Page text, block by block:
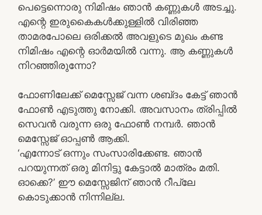
പെട്ടെന്നൊരു നിമിഷം ഞാൻ കണ്ണുകൾ അടച്ചു.
എന്റെ ഇരുകൈകൾക്കുള്ളിൽ വിരിഞ്ഞ
താമരപോലെ ഒരിക്കൽ അവളുടെ മുഖം കണ്ട
നിമിഷം എന്റെ ഓർമയിൽ വന്നു. ആ കണ്ണുകൾ
നിറഞ്ഞിരുന്നോ?
ഫോണിലേക്ക് മെസ്സേജ് വന്ന ശബ്‌ദം കേട്ട് ഞാൻ
ഫോൺ എടുത്തു നോക്കി. അവസാനം ത്രിപ്പിൽ
സെവൻ വരുന്ന ഒരു ഫോൺ നമ്പർ. ഞാൻ
മെസ്സേജ് ഓപ്പൺ ആക്കി.
‘എന്നോട് ഒന്നും സംസാരിക്കേണ്ട. ഞാൻ
പറയുന്നത് ഒരു മിനിട്ടു കേട്ടാൽ മാത്രം മതി.
ഓക്കെ?’ ഈ മെസ്സേജിന് ഞാൻ റീപ്ലേ
കൊടുക്കാൻ നിന്നില്ല.